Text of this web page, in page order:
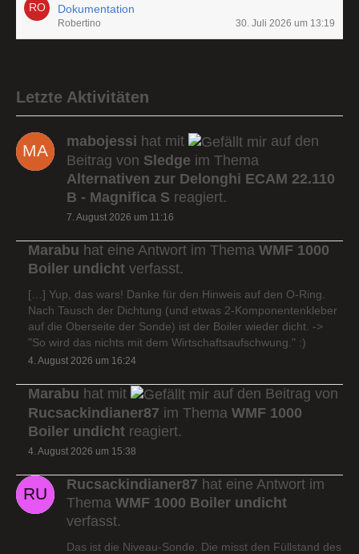
Dokumentation
Robertino 30. Juli 2026 um 13:19
Letzte Aktivitäten
mabojessi hat mit
auf den
Beitrag von Sledge im Thema
Alternativen zur Delonghi ECAM 22.110
B - Magnifica S reagiert.
7. August 2026 um 11:16
Marabu hat eine Antwort im Thema WMF 1000
Boiler undicht verfasst.
[…] Yup, das wars! Danke für den Hinweis auf den O-Ring.
Nach Tausch der Dichtung (und etwas 2-Komponentenkleber
auf die Oberseite der Sonde) ist der Boiler wieder dicht. ->
"So wird das nichts mit dem Wirtschaftsaufschwung." :)
4. August 2026 um 16:24
Marabu hat mit
auf den Beitrag von
Rucsackindianer87 im Thema WMF 1000
Boiler undicht reagiert.
4. August 2026 um 15:38
Rucsackindianer87 hat eine Antwort im
Thema WMF 1000 Boiler undicht
verfasst.
Das ist die Niveau-Sonde. Die misst den Füllstand des